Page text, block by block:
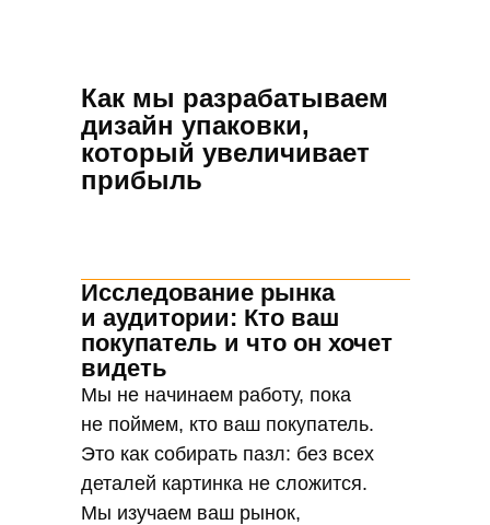
Как мы разрабатываем
дизайн упаковки,
который увеличивает
прибыль
Исследование рынка
и аудитории: Кто ваш
покупатель и что он хочет
видеть
Мы не начинаем работу, пока
не поймем, кто ваш покупатель.
Это как собирать пазл: без всех
деталей картинка не сложится.
Мы изучаем ваш рынок,
до финального макета — проходят
под строжайшим режимом
конфиденциальности. Никаких
утечек, никаких сливов. Только
Гарантия
уникальности:
никаких шаблонов,
только
индивидуальный
подход
Шаблоны? Нет!. Мы не из тех, кто
копирует чужие идеи. Каждый наш